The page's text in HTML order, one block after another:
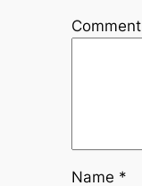
Comment
Name *